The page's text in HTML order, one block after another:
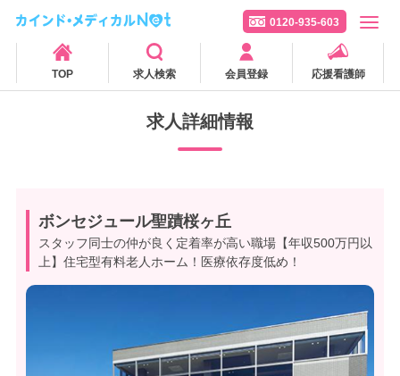
0120-935-603
TOP 求人検索 会員登録 応援看護師
求人詳細情報
ボンセジュール聖蹟桜ヶ丘
スタッフ同士の仲が良く定着率が高い職場【年収500万円以
上】住宅型有料老人ホーム！医療依存度低め！